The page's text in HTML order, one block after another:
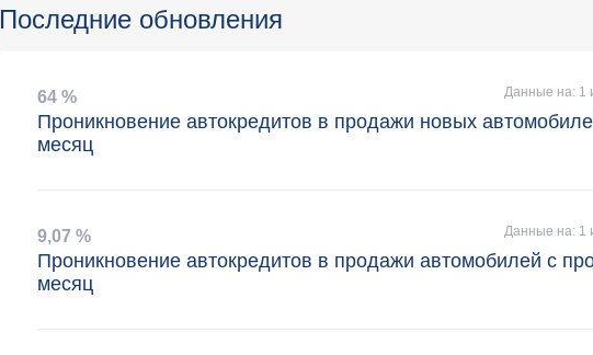
Последние обновления
64 % Данные на: 1
Проникновение автокредитов в продажи новых
месяц
9,07 % Данные на: 1
Проникновение автокредитов в продажи автомобилей с
месяц